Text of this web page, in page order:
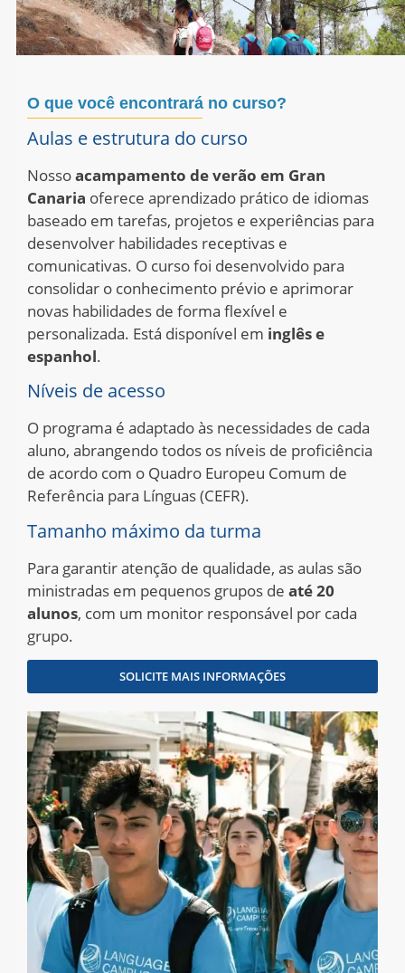
O que você encontrará no curso?
Aulas e estrutura do curso
Nossoacampamento de verão em Gran
Canaria oferece aprendizado prático de idiomas
baseado em tarefas, projetos e experiências para
desenvolver habilidades receptivas e
comunicativas. O curso foi desenvolvido para
consolidar o conhecimento prévio e aprimorar
novas habilidades de forma flexível e
personalizada. Está disponível em inglês e
espanhol.
Níveis de acesso
O programa é adaptado às necessidades de cada
aluno, abrangendo todos os níveis de proficiência
de acordo com o Quadro Europeu Comum de
Referência para Línguas (CEFR).
Tamanho máximo da turma
Para garantir atenção de qualidade, as aulas são
ministradas em pequenos grupos de até 20
alunos, com um monitor responsável por cada
grupo.
SOLICITE MAIS INFORMAÇÕES